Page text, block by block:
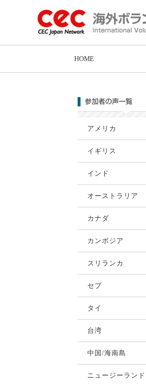
HOME
参加者の声一覧
アメリカ
イギリス
インド
オーストラリア
カナダ
カンボジア
スリランカ
セブ
タイ
台湾
中国/海南島
ニュージーランド